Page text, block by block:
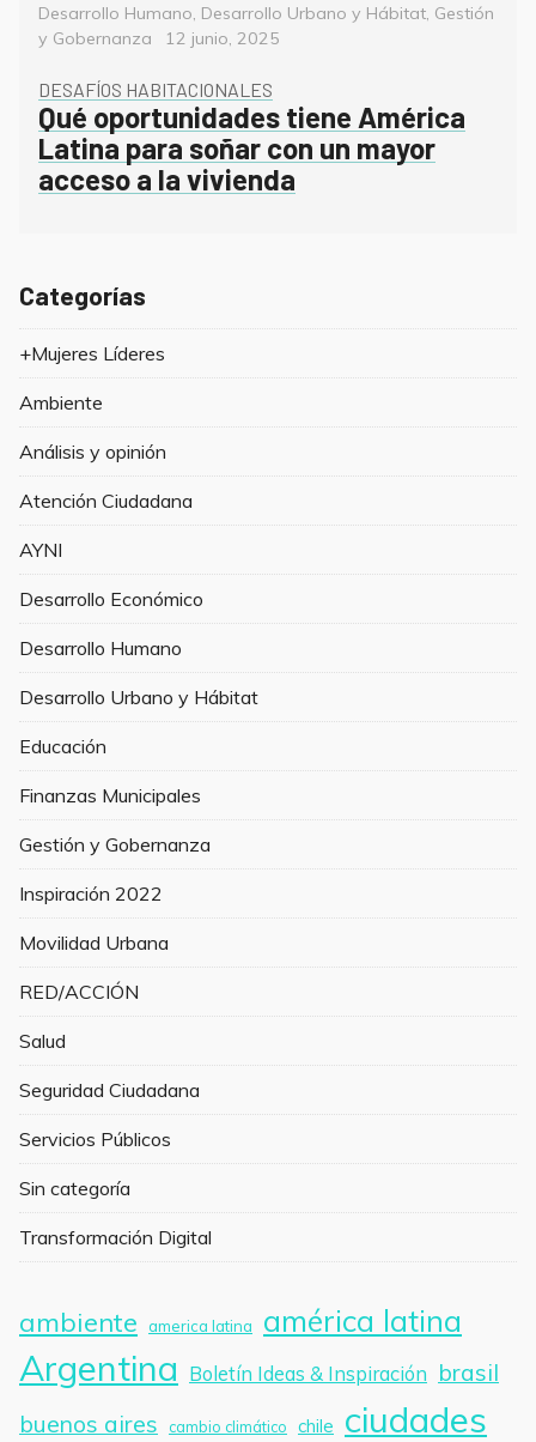
Categorías
Desarrollo Humano, Desarrollo Urbano y Hábitat, Gestión
y Gobernanza
Posted
12 junio, 2025
DESAFÍOS HABITACIONALES
Qué oportunidades tiene América
Latina para soñar con un mayor
acceso a la vivienda
Categorías
+Mujeres Líderes
Ambiente
Análisis y opinión
Atención Ciudadana
AYNI
Desarrollo Económico
Desarrollo Humano
Desarrollo Urbano y Hábitat
Educación
Finanzas Municipales
Gestión y Gobernanza
Inspiración 2022
Movilidad Urbana
RED/ACCIÓN
Salud
Seguridad Ciudadana
Servicios Públicos
Sin categoría
Transformación Digital
ambiente america latina américa latina
Argentina Boletín Ideas & Inspiración brasil
buenos aires
cambio climático chile ciudades